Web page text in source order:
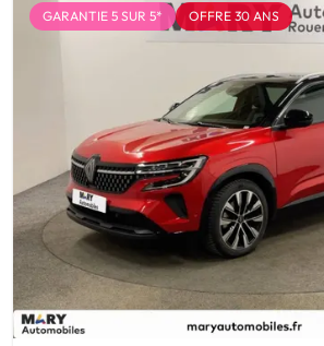
GARANTIE 5 SUR 5* OFFRE 30 ANS